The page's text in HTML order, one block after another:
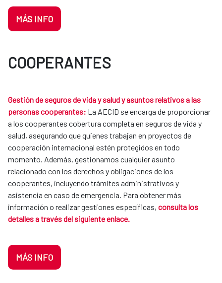
MÁS INFO
COOPERANTES
Gestión de seguros de vida y salud y asuntos relativos a las
personas cooperantes: La AECID se encarga de proporcionar
a los cooperantes cobertura completa en seguros de vida y
salud, asegurando que quienes trabajan en proyectos de
cooperación internacional estén protegidos en todo
momento. Además, gestionamos cualquier asunto
relacionado con los derechos y obligaciones de los
cooperantes, incluyendo trámites administrativos y
asistencia en caso de emergencia. Para obtener más
información o realizar gestiones específicas, consulta los
detalles a través del siguiente enlace.
MÁS INFO